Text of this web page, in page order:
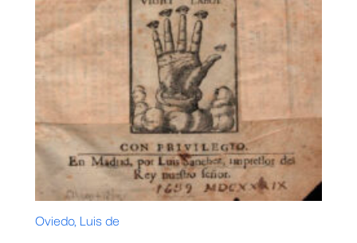
Oviedo, Luis de